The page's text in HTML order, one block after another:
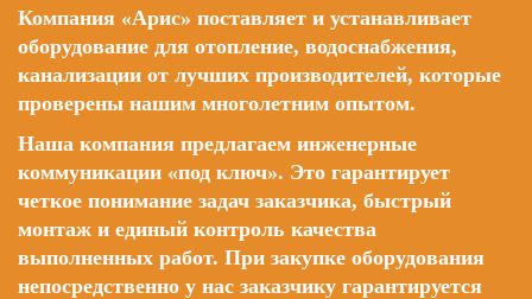
Компания «Арис» поставляет и устанавливает
оборудование для отопление, водоснабжения,
канализации от лучших производителей, которые
проверены нашим многолетним опытом.
Наша компания предлагаем инженерные
коммуникации «под ключ». Это гарантирует
четкое понимание задач заказчика, быстрый
монтаж и единый контроль качества
выполненных работ. При закупке оборудования
непосредственно у нас заказчику гарантируется